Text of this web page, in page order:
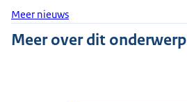
Meer nieuws
Meer over dit onderwerp